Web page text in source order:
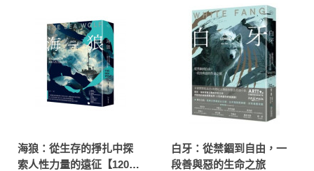
海狼：從生存的掙扎中探
索人性力量的遠征【120周
白牙：從禁錮到自由，一
段善與惡的生命之旅